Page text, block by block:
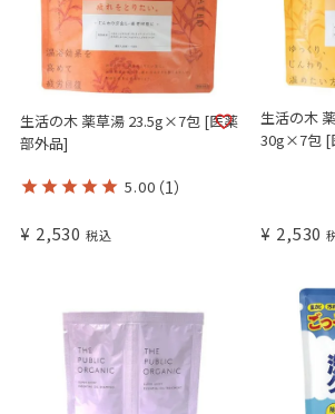
生活の木 薬草湯 23.5g×7包 [医薬
部外品]
5.00 （1）
¥ 2,530 税込
生活の木
30g×7包 [
¥ 2,530